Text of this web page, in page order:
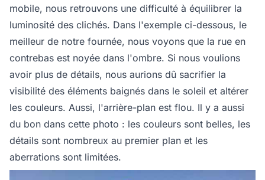
mobile, nous retrouvons une difficulté à équilibrer la
luminosité des clichés. Dans l'exemple ci-dessous, le
meilleur de notre fournée, nous voyons que la rue en
contrebas est noyée dans l'ombre. Si nous voulions
avoir plus de détails, nous aurions dû sacrifier la
visibilité des éléments baignés dans le soleil et altérer
les couleurs. Aussi, l'arrière-plan est flou. Il y a aussi
du bon dans cette photo : les couleurs sont belles, les
détails sont nombreux au premier plan et les
aberrations sont limitées.